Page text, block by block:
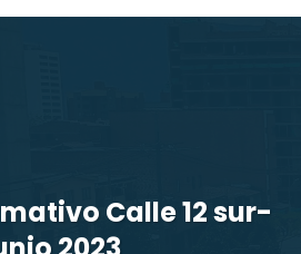
Calle 12 sur-